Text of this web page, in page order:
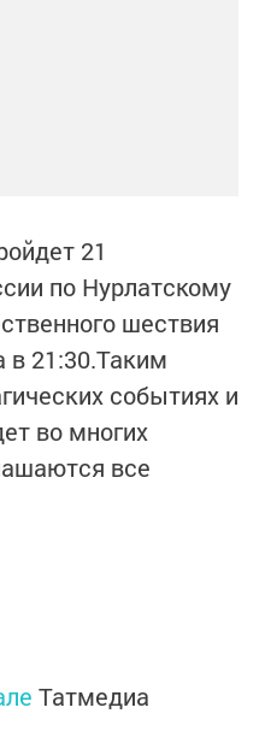
21
по Нурлатскому
шествия
в 21:30.Таким
событиях и
во многих
все
Татмедиа